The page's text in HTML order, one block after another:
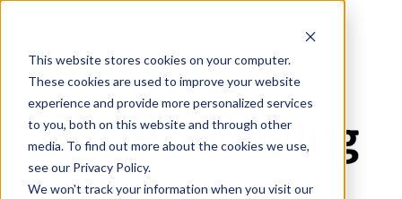
This website stores cookies on your computer.
These cookies are used to improve your website
experience and provide more personalized services
to you, both on this website and through other
media. To find out more about the cookies we use,
see our Privacy Policy.
We won't track your information when you visit our